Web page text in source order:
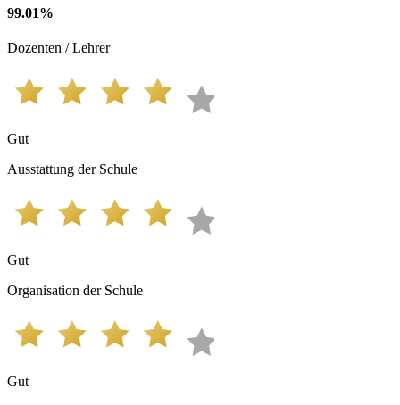
99.01%
Dozenten / Lehrer
Gut
Ausstattung der Schule
Gut
Organisation der Schule
Gut